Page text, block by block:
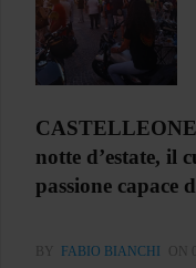
notte d’estate, il
passione capace
BY FABIO BIANCHI ON